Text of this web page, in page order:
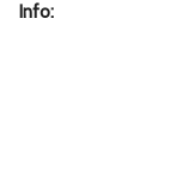
Info: